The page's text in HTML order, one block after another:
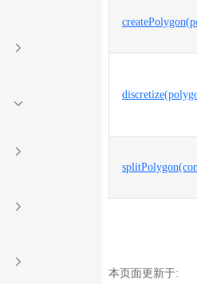
本页面更新于: